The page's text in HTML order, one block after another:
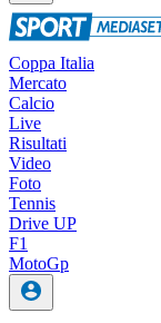
Coppa Italia
Mercato
Calcio
Live
Risultati
Video
Foto
Tennis
Drive UP
F1
MotoGp